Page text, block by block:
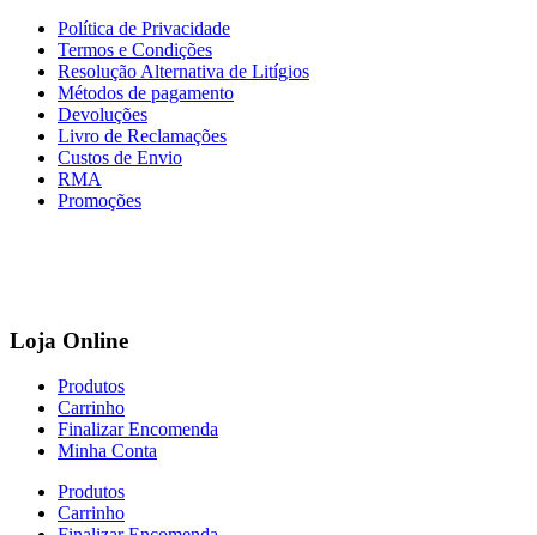
Política de Privacidade
Termos e Condições
Resolução Alternativa de Litígios
Métodos de pagamento
Devoluções
Livro de Reclamações
Custos de Envio
RMA
Promoções
Loja Online
Produtos
Carrinho
Finalizar Encomenda
Minha Conta
Produtos
Carrinho